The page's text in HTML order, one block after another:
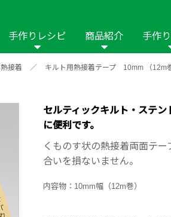
手作りレシピ
パッチワーク・
糸の手芸
商品紹介
商品名や商品情
ソーメニュ パッチワーク・キル
作品本
手作
熱接着 ／ キルト用熱接着テープ 10mm （12m
セルティックキルト・ステ
に便利です。
くものす状の熱接着両面テ
合いを損ないません。
内容物：10mm幅（12m巻）